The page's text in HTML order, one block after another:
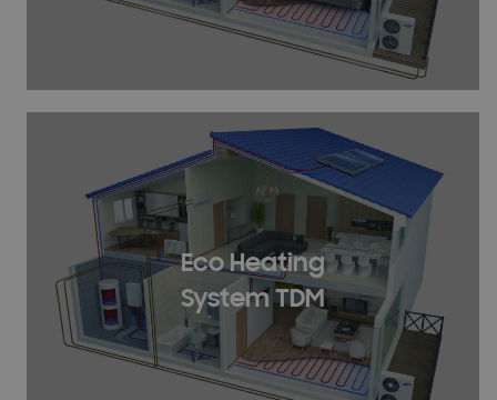
Eco Heating
System TDM